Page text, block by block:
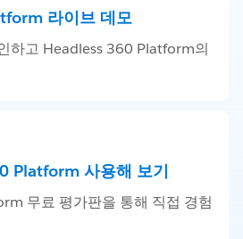
라이브 데모
하고 Headless 360 Platform의
Platform 사용해 보기
무료 평가판을 통해 직접 경험